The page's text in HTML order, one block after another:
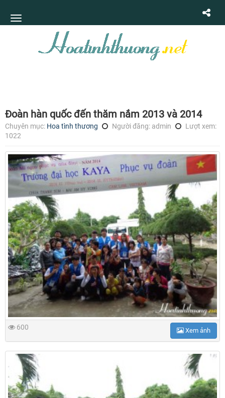
Đoàn hàn quốc đến thăm nắm 2013 và 2014
Chuyên mục: Hoa tình thương Người đăng: admin
Lượt xem:
1022
600 Xem ảnh